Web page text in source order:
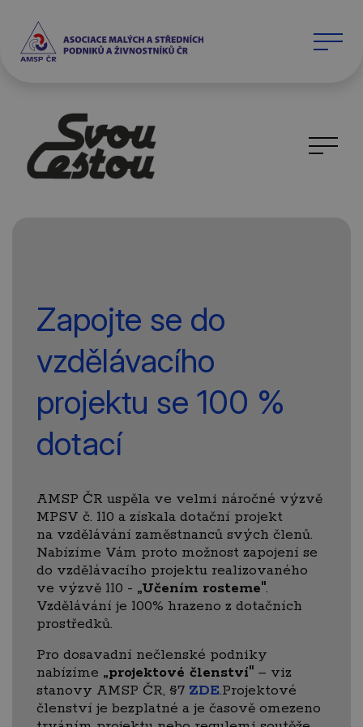
Zapojte se do
vzdělávacího
projektu se 100 %
dotací
AMSP ČR uspěla ve velmi náročné výzvě
MPSV č. 110 a získala dotační projekt
na vzdělávání zaměstnanců svých členů.
Nabízíme Vám proto možnost zapojení se
do vzdělávacího projektu realizovaného
ve výzvě 110 - „Učením rosteme".
Vzdělávání je 100% hrazeno z dotačních
prostředků.
Pro dosavadní nečlenské podniky
nabízíme „projektové členství″ – viz
stanovy AMSP ČR, §7 ZDE.Projektové
členství je bezplatné a je časově omezeno